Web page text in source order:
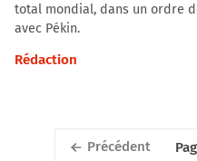
total mondial, dans un ordre
avec Pékin.
Rédaction
Précédent